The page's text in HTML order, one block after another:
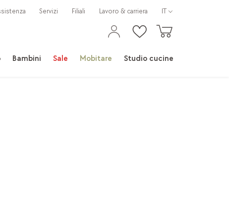
Bambini Sale Mobitare Studio cucine
Servizi Filiali Lavoro & carriera IT